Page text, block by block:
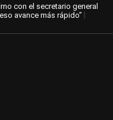
con el secretario general
avance más rápido” |